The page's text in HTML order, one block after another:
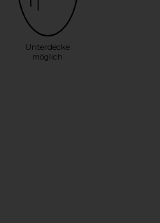
Unterdecke
möglich